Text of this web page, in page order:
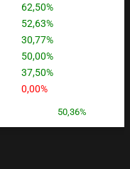
62,50%
52,63%
30,77%
50,00%
37,50%
0,00%
50,36%